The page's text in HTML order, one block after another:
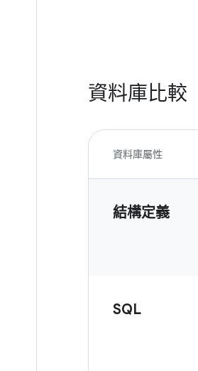
資料庫比較
資料庫屬性
結構定義
SQL